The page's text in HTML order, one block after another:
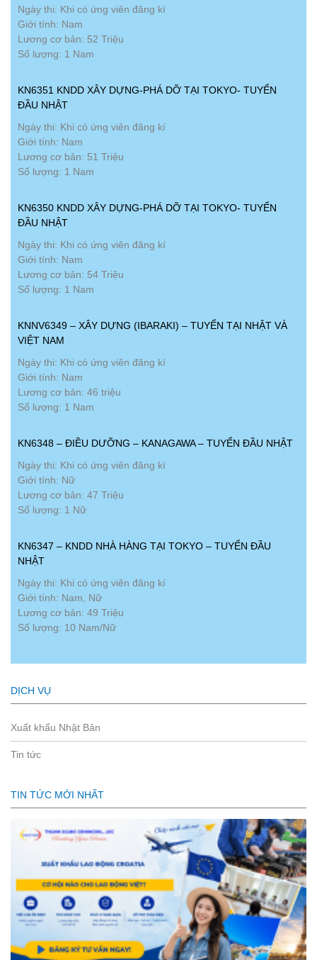
Ngày thi: Khi có ứng viên đăng kí
Giới tính: Nam
Lương cơ bản: 52 Triệu
Số lượng: 1 Nam
KN6351 KNDD XÂY DỰNG-PHÁ DỠ TẠI TOKYO- TUYỂN
ĐẦU NHẬT
Ngày thi: Khi có ứng viên đăng kí
Giới tính: Nam
Lương cơ bản: 51 Triệu
Số lượng: 1 Nam
KN6350 KNDD XÂY DỰNG-PHÁ DỠ TẠI TOKYO- TUYỂN
ĐẦU NHẬT
Ngày thi: Khi có ứng viên đăng kí
Giới tính: Nam
Lương cơ bản: 54 Triệu
Số lượng: 1 Nam
KNNV6349 – XÂY DỰNG (IBARAKI) – TUYỂN TẠI NHẬT VÀ
VIỆT NAM
Ngày thi: Khi có ứng viên đăng kí
Giới tính: Nam
Lương cơ bản: 46 triệu
Số lượng: 1 Nam
KN6348 – ĐIỀU DƯỠNG – KANAGAWA – TUYỂN ĐẦU NHẬT
Ngày thi: Khi có ứng viên đăng kí
Giới tính: Nữ
Lương cơ bản: 47 Triệu
Số lượng: 1 Nữ
KN6347 – KNDD NHÀ HÀNG TẠI TOKYO – TUYỂN ĐẦU
NHẬT
Ngày thi: Khi có ứng viên đăng kí
Giới tính: Nam, Nữ
Lương cơ bản: 49 Triệu
Số lượng: 10 Nam/Nữ
DỊCH VỤ
Xuất khẩu Nhật Bản
Tin tức
TIN TỨC MỚI NHẤT